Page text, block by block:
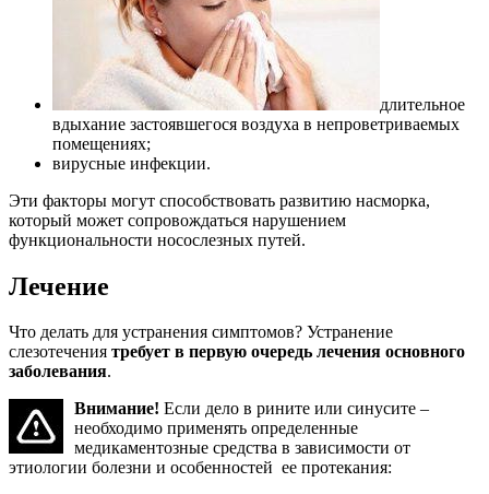
длительное
вдыхание застоявшегося воздуха в непроветриваемых
помещениях;
вирусные инфекции.
Эти факторы могут способствовать развитию насморка,
который может сопровождаться нарушением
функциональности носослезных путей.
Лечение
Что делать для устранения симптомов? Устранение
слезотечения требует в первую очередь лечения основного
заболевания.
Внимание! Если дело в рините или синусите –
необходимо применять определенные
медикаментозные средства в зависимости от
этиологии болезни и особенностей ее протекания: